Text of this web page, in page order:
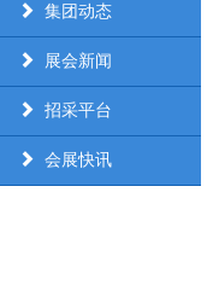
集团动态
展会新闻
招采平台
会展快讯